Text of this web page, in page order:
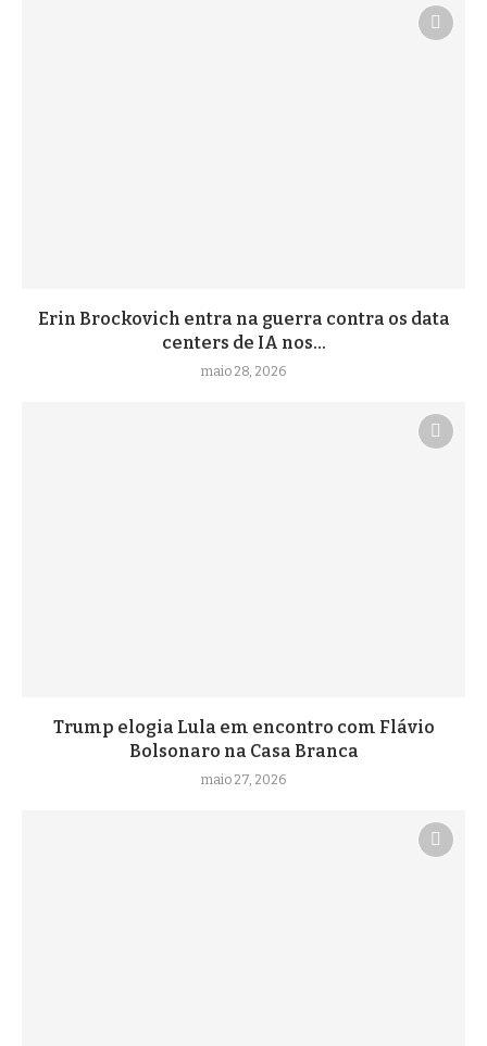
Erin Brockovich entra na guerra contra os data
centers de IA nos...
maio 28, 2026
Trump elogia Lula em encontro com Flávio
Bolsonaro na Casa Branca
maio 27, 2026